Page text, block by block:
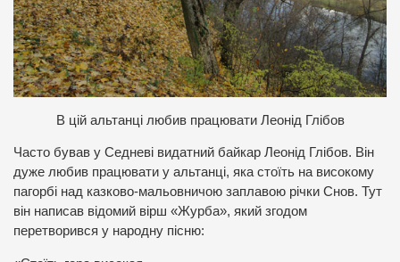
Вцій альтанці любив працювати Леонід Глібов
Часто бував у Седневі видатний байкар Леонід Глібов. Він
дуже любив працювати у альтанці, яка стоїть на високому
пагорбі над казково-мальовничою заплавою річки Снов. Тут
він написав відомий вірш «Журба», який згодом
перетворився у народну пісню: